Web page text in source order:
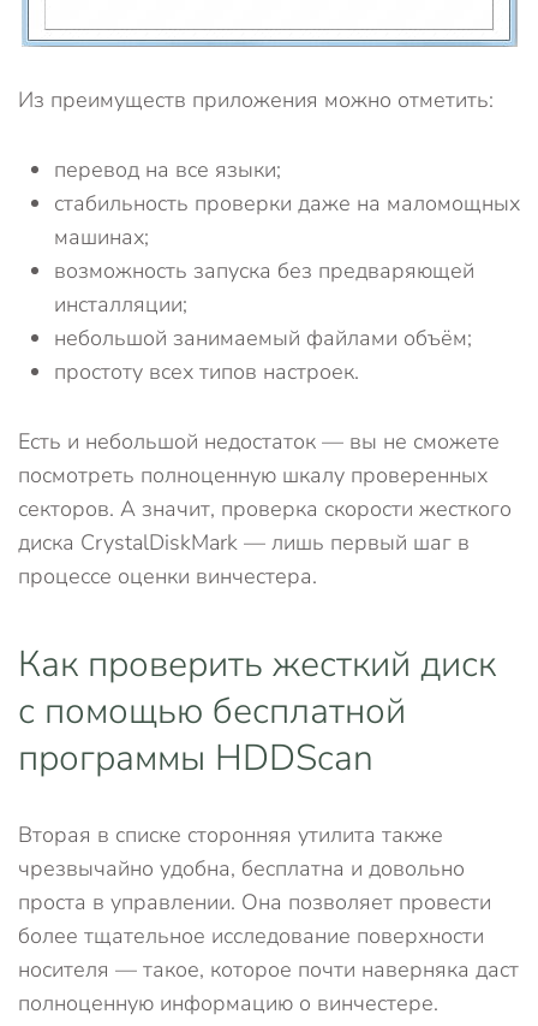
Из преимуществ приложения можно отметить:
перевод на все языки;
стабильность проверки даже на маломощных
машинах;
возможность запуска без предваряющей
инсталляции;
небольшой занимаемый файлами объём;
простоту всех типов настроек.
Есть и небольшой недостаток — вы не сможете
посмотреть полноценную шкалу проверенных
секторов. А значит, проверка скорости жесткого
диска CrystalDiskMark — лишь первый шаг в
процессе оценки винчестера.
Как проверить жесткий диск
с помощью бесплатной
программы HDDScan
Вторая в списке сторонняя утилита также
чрезвычайно удобна, бесплатна и довольно
проста в управлении. Она позволяет провести
более тщательное исследование поверхности
носителя — такое, которое почти наверняка даст
полноценную информацию о винчестере.